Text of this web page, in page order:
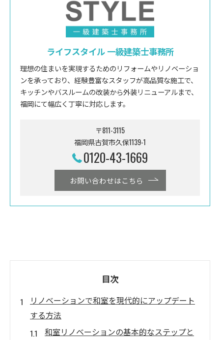
ライフスタイル 一級建築士事務所
理想の住まいを実現するためのリフォームやリノベーショ
ンを承っており、経験豊富なスタッフが高品質な施工で、
キッチンやバスルームの改装から外装リニューアルまで、
福岡にて幅広く丁寧に対応します。
〒811-3115
福岡県古賀市久保1139-1
0120-43-1669
お問い合わせはこちら
目次
リノベーションで和室を現代的にアップデート
する方法
和室リノベーションの基本的なステップと